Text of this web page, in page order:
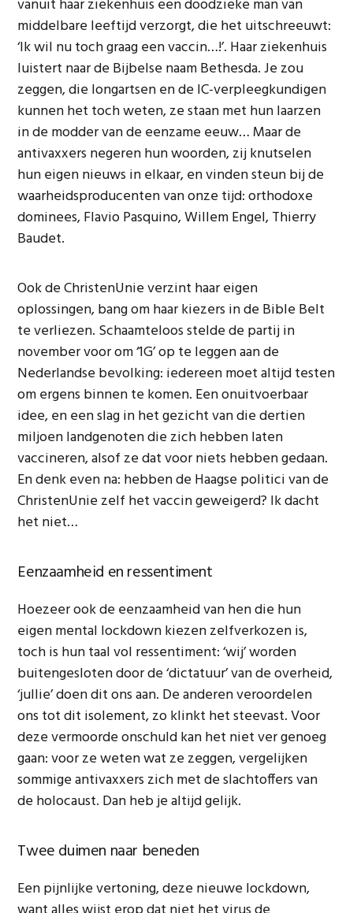
vanuit haar ziekenhuis een doodzieke man van
middelbare leeftijd verzorgt, die het uitschreeuwt:
‘Ik wil nu toch graag een vaccin…!’. Haar ziekenhuis
luistert naar de Bijbelse naam Bethesda. Je zou
zeggen, die longartsen en de IC-verpleegkundigen
kunnen het toch weten, ze staan met hun laarzen
in de modder van de eenzame eeuw… Maar de
antivaxxers negeren hun woorden, zij knutselen
hun eigen nieuws in elkaar, en vinden steun bij de
waarheidsproducenten van onze tijd: orthodoxe
dominees, Flavio Pasquino, Willem Engel, Thierry
Baudet.
Ook de ChristenUnie verzint haar eigen
oplossingen, bang om haar kiezers in de Bible Belt
te verliezen. Schaamteloos stelde de partij in
november voor om ‘1G’ op te leggen aan de
Nederlandse bevolking: iedereen moet altijd testen
om ergens binnen te komen. Een onuitvoerbaar
idee, en een slag in het gezicht van die dertien
miljoen landgenoten die zich hebben laten
vaccineren, alsof ze dat voor niets hebben gedaan.
En denk even na: hebben de Haagse politici van de
ChristenUnie zelf het vaccin geweigerd? Ik dacht
het niet…
Eenzaamheid en ressentiment
Hoezeer ook de eenzaamheid van hen die hun
eigen mental lockdown kiezen zelfverkozen is,
toch is hun taal vol ressentiment: ‘wij’ worden
buitengesloten door de ‘dictatuur’ van de overheid,
‘jullie’ doen dit ons aan. De anderen veroordelen
ons tot dit isolement, zo klinkt het steevast. Voor
deze vermoorde onschuld kan het niet ver genoeg
gaan: voor ze weten wat ze zeggen, vergelijken
sommige antivaxxers zich met de slachtoffers van
de holocaust. Dan heb je altijd gelijk.
Twee duimen naar beneden
Een pijnlijke vertoning, deze nieuwe lockdown,